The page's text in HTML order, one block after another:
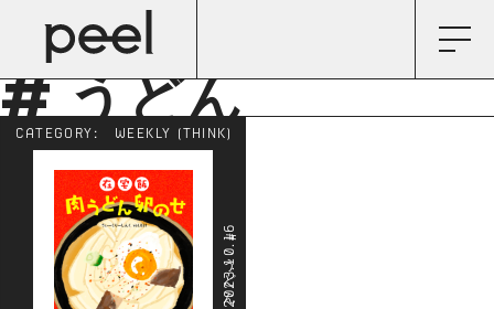
# うどん
CATEGORY: WEEKLY (THINK)
2023.10.16
# うどん